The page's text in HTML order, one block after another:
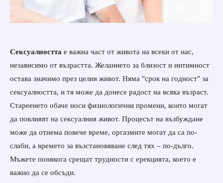
Сексуалността е важна част от живота на всеки от нас,
независимо от възрастта. Желанието за близост и интимност
остава значимо през целия живот. Няма "срок на годност" за
сексуалността, и тя може да донесе радост на всяка възраст.
Стареенето обаче носи физиологични промени, които могат
да повлияят на сексуалния живот. Процесът на възбуждане
може да отнема повече време, оргазмите могат да са по-
слаби, а времето за възстановяване след тях – по-дълго.
Мъжете понякога срещат трудности с ерекцията, което е
важно да се обсъди.